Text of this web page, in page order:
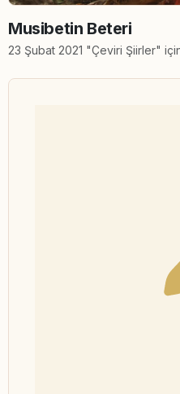
Musibetin Beteri
23 Şubat 2021 "Çeviri Şiirler"